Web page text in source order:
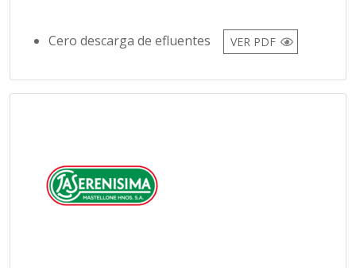
Cero descarga de efluentes VER PDF